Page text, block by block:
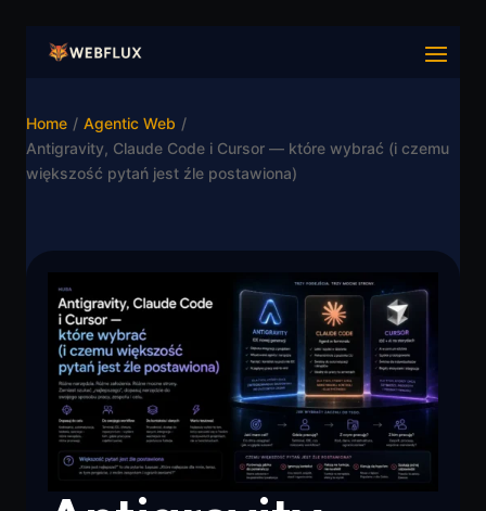
Home / Agentic Web /
Antigravity, Claude Code i Cursor — które wybrać (i czemu
większość pytań jest źle postawiona)